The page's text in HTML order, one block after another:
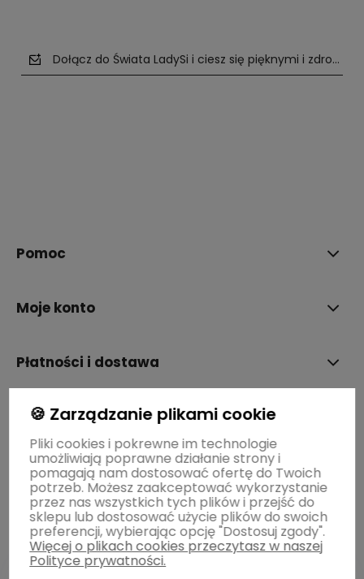
Dołącz do Świata LadySi i ciesz się pięknymi i
Pomoc
Moje konto
Płatności i dostawa
Informacje
O nas
🍪 Zarządzanie plikami cookie
Pliki cookies i pokrewne im technologie
umożliwiają poprawne działanie strony i
pomagają nam dostosować ofertę do Twoich
potrzeb. Możesz zaakceptować wykorzystanie
przez nas wszystkich tych plików i przejść do
sklepu lub dostosować użycie plików do swoich
preferencji, wybierając opcję "Dostosuj zgody".
Więcej o plikach cookies przeczytasz w naszej
Polityce prywatności.